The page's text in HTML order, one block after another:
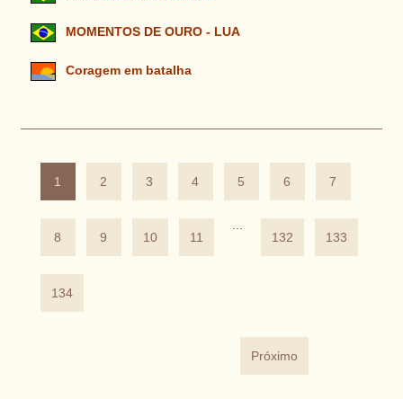
MOMENTOS DE OURO - LUA
Coragem em batalha
1 2 3 4 5 6 7
8 9 10 11
132
133
134
Próximo